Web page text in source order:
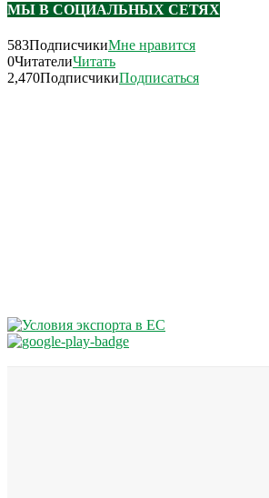
МЫ В СОЦИАЛЬНЫХ СЕТЯХ
583ПодписчикиМне нравится
0ЧитателиЧитать
2,470ПодписчикиПодписаться